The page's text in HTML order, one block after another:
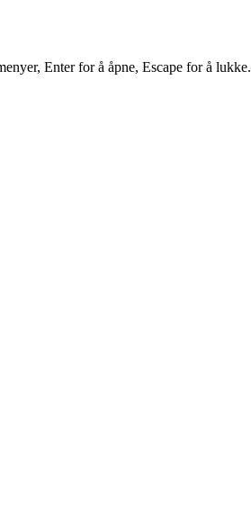
Enter for å åpne, Escape for å lukke.